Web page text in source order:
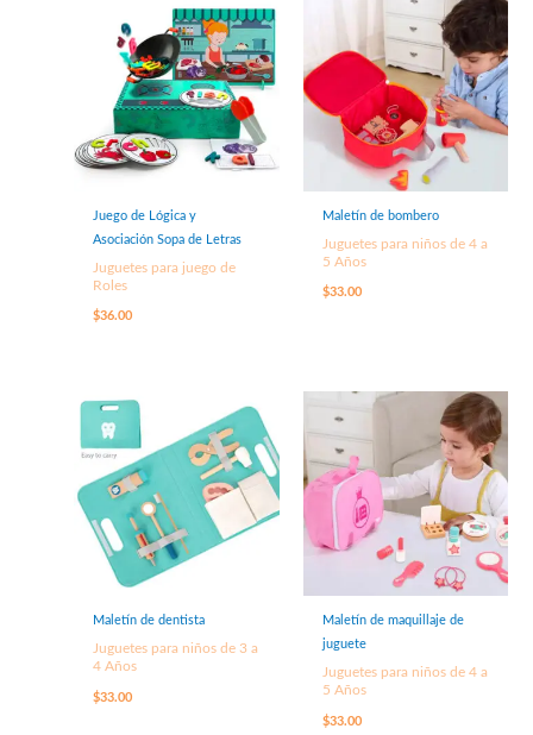
Juego de Lógica y
Asociación Sopa de Letras
Juguetes para juego de
Roles
$36.00
Maletín de bombero
Juguetes para niños de 4 a
5 Años
$33.00
Maletín de dentista
Juguetes para niños de 3 a
4 Años
$33.00
Maletín de maquillaje de
juguete
Juguetes para niños de 4 a
5 Años
$33.00